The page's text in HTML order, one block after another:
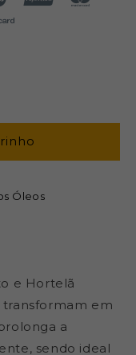
Óleos
e Hortelã
transformam em
a
sendo ideal